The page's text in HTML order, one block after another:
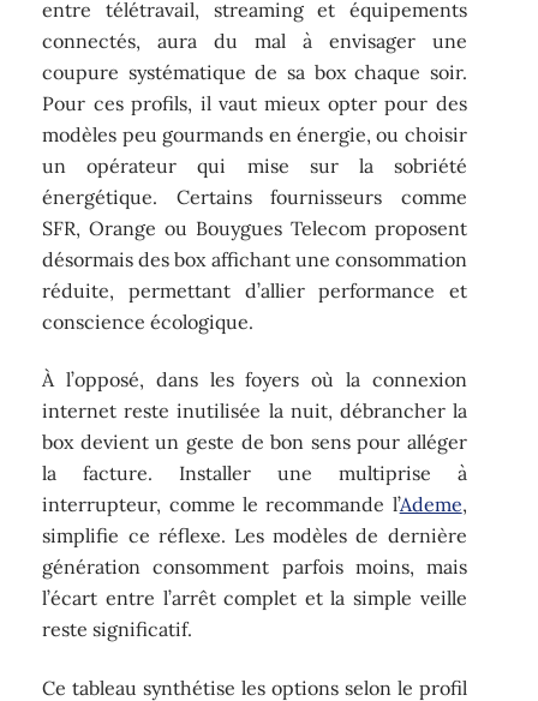
entre télétravail, streaming et équipements
connectés, aura du mal à envisager une
coupure systématique de sa box chaque soir.
Pour ces profils, il vaut mieux opter pour des
modèles peu gourmands en énergie, ou choisir
un opérateur qui mise sur la sobriété
énergétique. Certains fournisseurs comme
SFR, Orange ou Bouygues Telecom proposent
désormais des box affichant une consommation
réduite, permettant d’allier performance et
conscience écologique.
À l’opposé, dans les foyers où la connexion
internet reste inutilisée la nuit, débrancher la
box devient un geste de bon sens pour alléger
la facture. Installer une multiprise à
interrupteur, comme le recommande l’Ademe,
simplifie ce réflexe. Les modèles de dernière
génération consomment parfois moins, mais
l’écart entre l’arrêt complet et la simple veille
reste significatif.
Ce tableau synthétise les options selon le profil